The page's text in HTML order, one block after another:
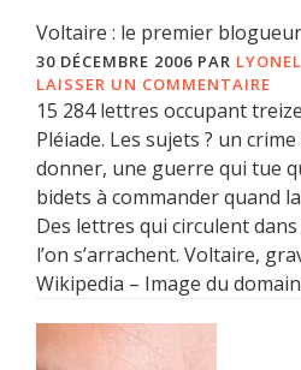
Voltaire : le premier blogueur
30 DÉCEMBRE 2006 PAR
LAISSER UN COMMENTAIRE
15 284 lettres occupant
Pléiade. Les sujets ? un
donner, une guerre qui tue
bidets à commander quand
Des lettres qui circulent
l’on s’arrachent. Voltaire,
Wikipedia – Image du